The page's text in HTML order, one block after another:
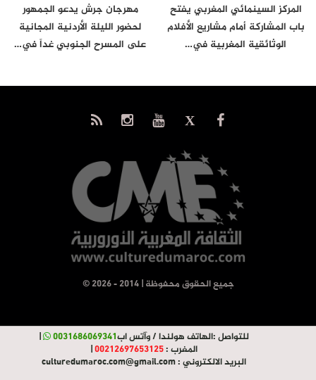
المركز السينمائي المغربي يفتح
باب المشاركة أمام مشاريع الأفلام
الوثائقية المغربية في…
مهرجان جرش يدعو الجمهور
لحضور الليلة الأردنية المجانية
على المسرح الجنوبي غداً في…
© جميع الحقوق محفوظة | 2014 - 2026
للتواصل :الهاتف هولندا / وآتس اب0031686069341
|
المغرب :00212697653125
|
البريد الالكتروني :culturedumaroc.com@gmail.com